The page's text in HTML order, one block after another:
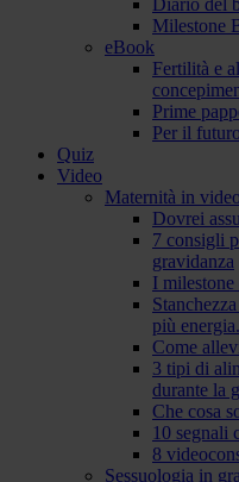
Diario del
Milestone
eBook
Fertilità e
Prime
Per il
Quiz
Video
Maternità in video
Dovrei
7 consigli
gravidanza
I milestone
più energia.
Come
3 tipi di
durante la
Che cosa
10 segnali
8
Sessuologia in